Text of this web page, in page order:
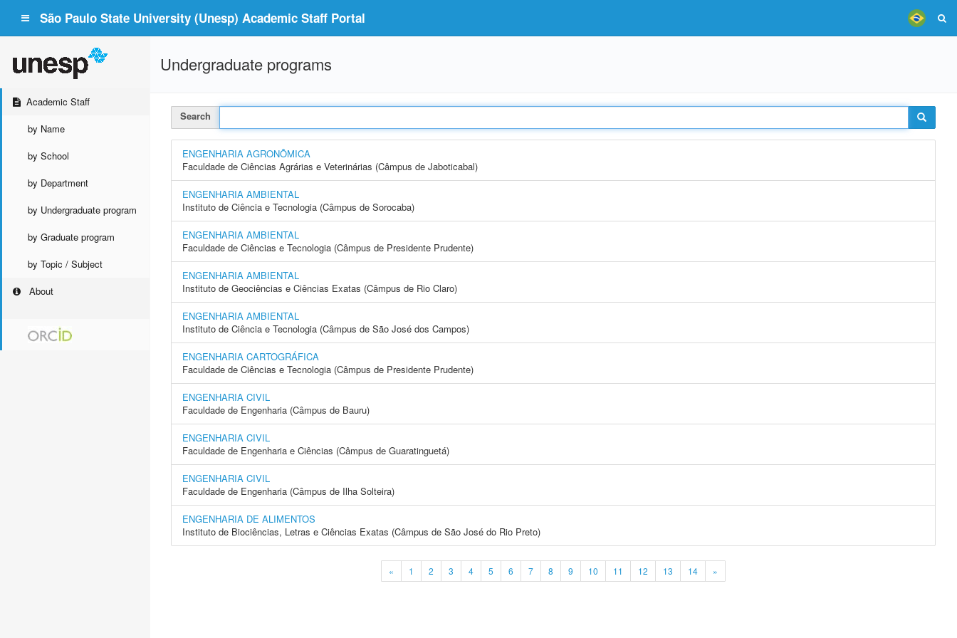
São Paulo State University (Unesp) Academic Staff Portal
Academic Staff
by Name
by School
by Department
by Undergraduate program
by Graduate program
by Topic / Subject
About
Undergraduate programs
Search
ENGENHARIA AGRONÔMICA
Faculdade de Ciências Agrárias e Veterinárias (Câmpus de Jaboticabal)
ENGENHARIA AMBIENTAL
Instituto de Ciência e Tecnologia (Câmpus de Sorocaba)
ENGENHARIA AMBIENTAL
Faculdade de Ciências e Tecnologia (Câmpus de Presidente Prudente)
ENGENHARIA AMBIENTAL
Instituto de Geociências e Ciências Exatas (Câmpus de Rio Claro)
ENGENHARIA AMBIENTAL
Instituto de Ciência e Tecnologia (Câmpus de São José dos Campos)
ENGENHARIA CARTOGRÁFICA
Faculdade de Ciências e Tecnologia (Câmpus de Presidente Prudente)
ENGENHARIA CIVIL
Faculdade de Engenharia (Câmpus de Bauru)
ENGENHARIA CIVIL
Faculdade de Engenharia e Ciências (Câmpus de Guaratinguetá)
ENGENHARIA CIVIL
Faculdade de Engenharia (Câmpus de Ilha Solteira)
ENGENHARIA DE ALIMENTOS
Instituto de Biociências, Letras e Ciências Exatas (Câmpus de São José do Rio Preto)
« 1 2 3 4 5 6 7 8 9 10 11 12 13 14 »